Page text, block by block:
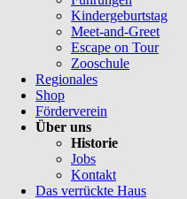
Kindergeburtstag
Meet-and-Greet
Escape on Tour
Zooschule
Regionales
Shop
Förderverein
Über uns
Historie
Jobs
Kontakt
Das verrückte Haus